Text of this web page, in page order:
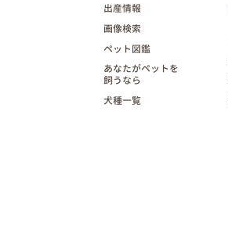
出産情報
画像検索
ペット図鑑
あなたがペットを
飼うなら
犬種一覧